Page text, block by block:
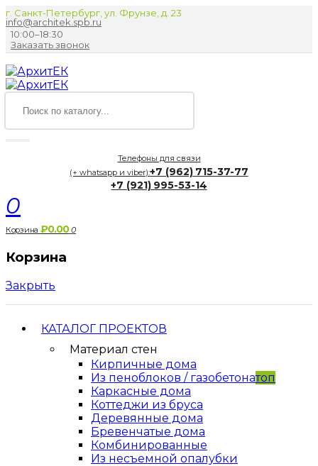
г. Санкт-Петербург, ул. Фрунзе, д. 23
info@architek.spb.ru
10:00–18:30
Заказать звонок
Телефоны для связи
(+ whatsapp и viber):+7 (962) 715-37-77
+7 (921) 995-53-14
0
Корзина ₽0.000
Корзина
Закрыть
КАТАЛОГ ПРОЕКТОВ
Материал стен
Кирпичные дома
Из пеноблоков / газобетонатоп
Каркасные дома
Коттеджи из бруса
Деревянные дома
Бревенчатые дома
Комбинированные
Из несъемной опалубки